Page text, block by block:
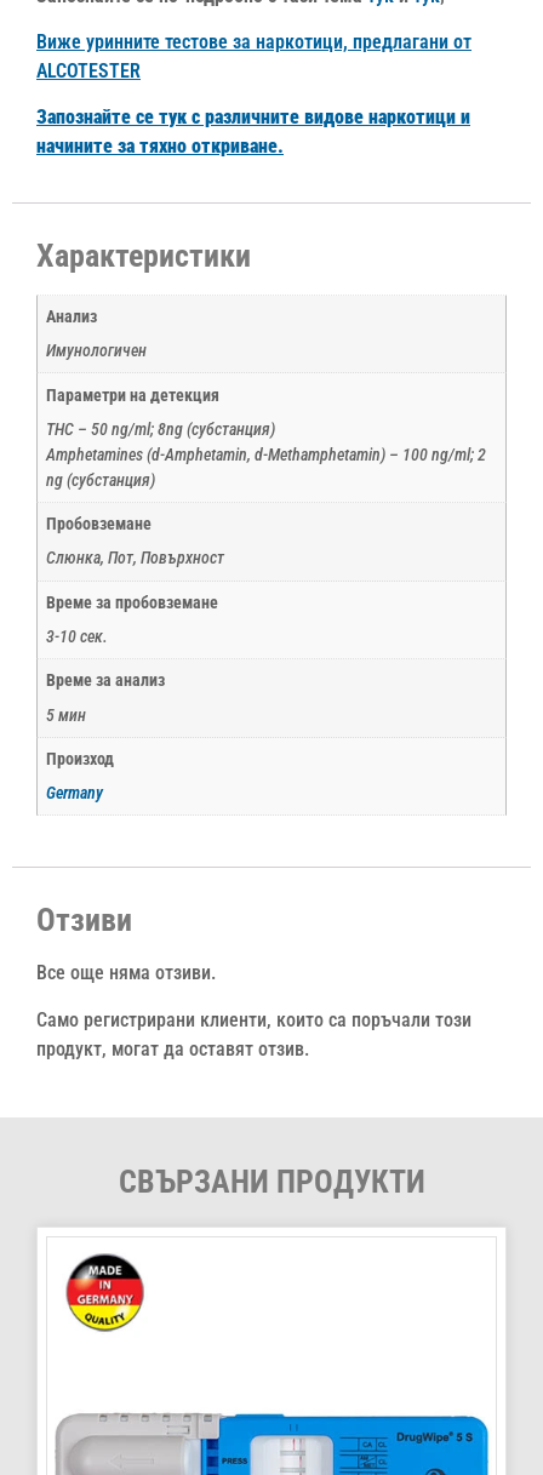
Виже уринните тестове за наркотици, предлагани от
ALCOTESTER
Запознайте се тук с различните видове наркотици и
начините за тяхно откриване.
Характеристики
Анализ
Имунологичен
Параметри на детекция
THC – 50 ng/ml; 8ng (субстанция)
Amphetamines (d-Amphetamin, d-Methamphetamin) – 100 ng/ml; 2
ng (субстанция)
Пробовземане
Слюнка, Пот, Повърхност
Време за пробовземане
3-10 сек.
Време за анализ
5 мин
Произход
Germany
Отзиви
Все още няма отзиви.
Само регистрирани клиенти, които са поръчали този
продукт, могат да оставят отзив.
СВЪРЗАНИ ПРОДУКТИ